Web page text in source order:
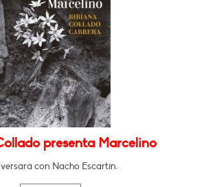
presenta Marcelino
con Nacho Escartín.